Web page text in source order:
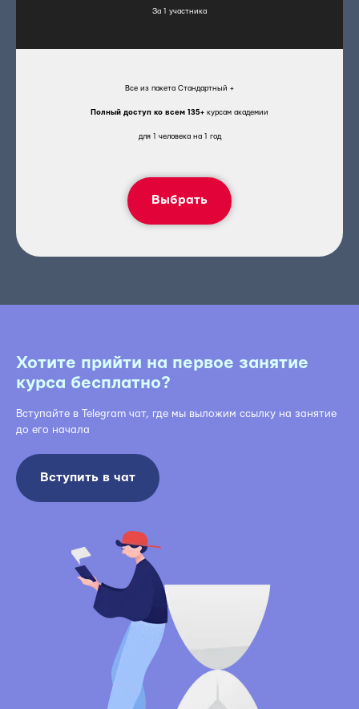
За 1 участника
Все из пакета Стандартный +
Полный доступ ко всем 135+ курсам академии
для 1 человека на 1 год
Выбрать
Хотите прийти на первое занятие
курса бесплатно?
Вступайте в Telegram чат, где мы выложим ссылку на занятие
до его начала
Вступить в чат